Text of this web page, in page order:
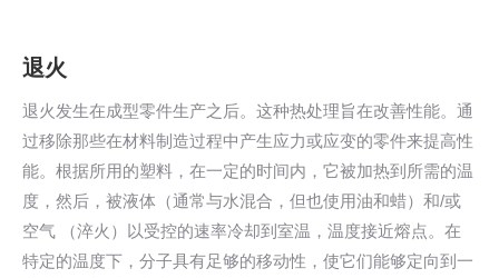
退火
退火发生在成型零件生产之后。这种热处理旨在改善性能。通
过移除那些在材料制造过程中产生应力或应变的零件来提高性
能。根据所用的塑料，在一定的时间内，它被加热到所需的温
度，然后，被液体（通常与水混合，但也使用油和蜡）和/或
空气 （淬火）以受控的速率冷却到室温，温度接近熔点。在
特定的温度下，分子具有足够的移动性，使它们能够定向到一